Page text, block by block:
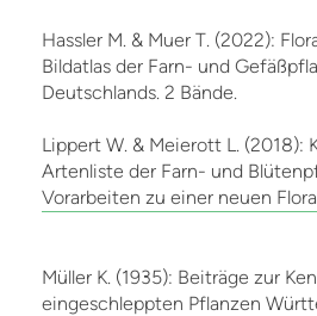
Hassler M. & Muer T. (2022):
Bildatlas der Farn- und
Deutschlands. 2 Bände.
Lippert W. & Meierott L. (2018):
Artenliste der Farn- und
Vorarbeiten zu einer neuen
Müller K. (1935): Beiträge zur
eingeschleppten Pflanzen